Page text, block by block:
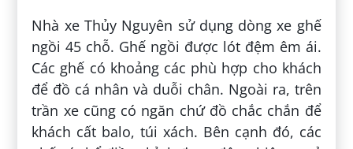
Nhà xe Thủy Nguyên sử dụng dòng xe ghế
ngồi 45 chỗ. Ghế ngồi được lót đệm êm ái.
Các ghế có khoảng các phù hợp cho khách
để đồ cá nhân và duỗi chân. Ngoài ra, trên
trần xe cũng có ngăn chứ đồ chắc chắn để
khách cất balo, túi xách. Bên cạnh đó, các